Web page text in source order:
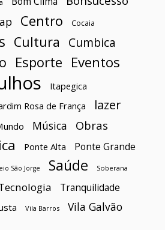
Centro Cocaia
Cultura Cumbica
Esporte Eventos
Itapegica
Rosa de França
lazer
Música Obras
Ponte Alta Ponte Grande
São Jorge Saúde Soberana
Tranquilidade
Vila Barros Vila Galvão